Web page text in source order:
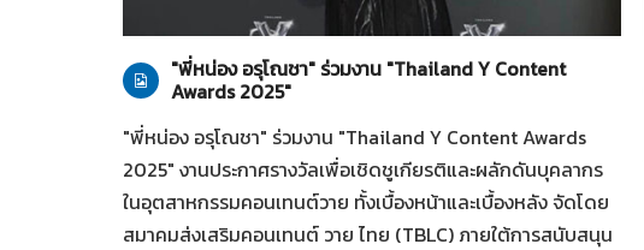
28-07-2569
"พี่หน่อง อรุโณชา" ร่วมงาน "Thailand Y Content
Awards 2025"
"พี่หน่อง อรุโณชา" ร่วมงาน "Thailand Y Content Awards
2025" งานประกาศรางวัลเพื่อเชิดชูเกียรติและผลักดันบุคลากร
ในอุตสาหกรรมคอนเทนต์วาย ทั้งเบื้องหน้าและเบื้องหลัง จัดโดย
สมาคมส่งเสริมคอนเทนต์ วาย ไทย (TBLC) ภายใต้การสนับสนุน